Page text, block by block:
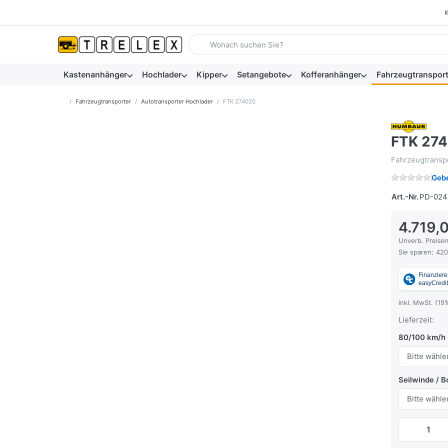
Geben Sie einen Suchbegriff ein. Während Sie tippen, erscheinen
Kastenanhänger Hochlader Kipper Setangebote Kofferanhänger
Startseite
Fahrzeugtransporter Autotransporter Hochlader FTK 274020
FTK
Art.-Nr.PD-
Unverb.
Die UVP ist
Sie sparen:
inkl. MwSt.
Lieferzeit:
80/100 km/h
Seilwinde /